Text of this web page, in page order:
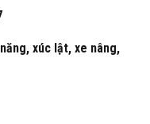
xúc lật, xe nâng,